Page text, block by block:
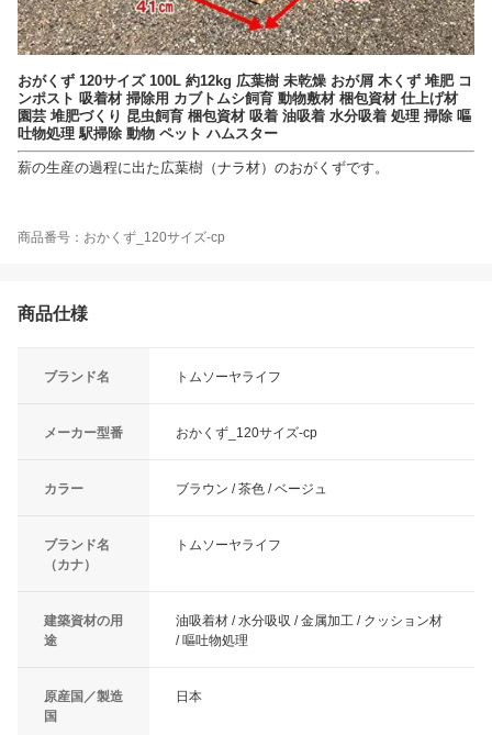
おがくず 120サイズ 100L 約12kg 広葉樹 未乾燥 おが屑 木くず 堆肥 コ
ンポスト 吸着材 掃除用 カブトムシ飼育 動物敷材 梱包資材 仕上げ材
園芸 堆肥づくり 昆虫飼育 梱包資材 吸着 油吸着 水分吸着 処理 掃除 嘔
吐物処理 駅掃除 動物 ペット ハムスター
薪の生産の過程に出た広葉樹（ナラ材）のおがくずです。
商品番号：おかくず_120サイズ-cp
商品仕様
ブランド名 トムソーヤライフ
メーカー型番 おかくず_120サイズ-cp
カラー ブラウン / 茶色 / ベージュ
ブランド名
（カナ）
トムソーヤライフ
建築資材の用
途
油吸着材 / 水分吸収 / 金属加工 / クッション材
/ 嘔吐物処理
原産国／製造
国
日本